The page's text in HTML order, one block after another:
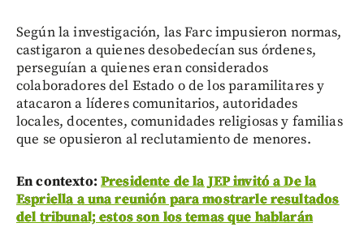
Según la investigación, las Farc impusieron normas,
castigaron a quienes desobedecían sus órdenes,
perseguían a quienes eran considerados
colaboradores del Estado o de los paramilitares y
atacaron a líderes comunitarios, autoridades
locales, docentes, comunidades religiosas y familias
que se opusieron al reclutamiento de menores.
En contexto: Presidente de la JEP invitó a De la
Espriella a una reunión para mostrarle resultados
del tribunal; estos son los temas que hablarán